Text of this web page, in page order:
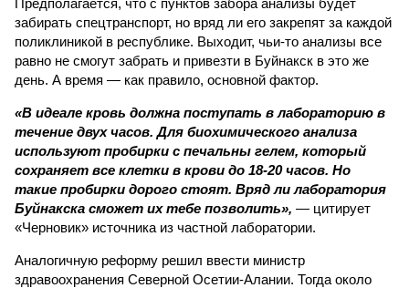
Предполагается, что с пунктов забора анализы будет
забирать спецтранспорт, но вряд ли его закрепят за каждой
поликлиникой в республике. Выходит, чьи-то анализы все
равно не смогут забрать и привезти в Буйнакск в это же
день. А время — как правило, основной фактор.
«В идеале кровь должна поступать в лабораторию в
течение двух часов. Для биохимического анализа
используют пробирки с печальны гелем, который
сохраняет все клетки в крови до 18-20 часов. Но
такие пробирки дорого стоят. Вряд ли лаборатория
Буйнакска сможет их тебе позволить», — цитирует
«Черновик» источника из частной лаборатории.
Аналогичную реформу решил ввести министр
здравоохранения Северной Осетии-Алании. Тогда около